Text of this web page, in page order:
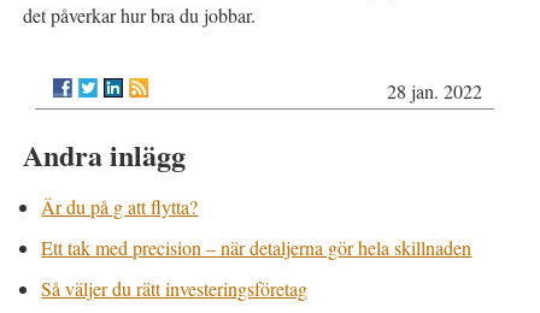
det påverkar hur bra du jobbar.
28 jan. 2022
Andra inlägg
Är du på g att flytta?
Ett tak med precision – när detaljerna gör hela skillnaden
Så väljer du rätt investeringsföretag